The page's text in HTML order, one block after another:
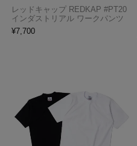
レッドキャップ REDKAP #PT20
インダストリアル ワークパンツ
¥7,700